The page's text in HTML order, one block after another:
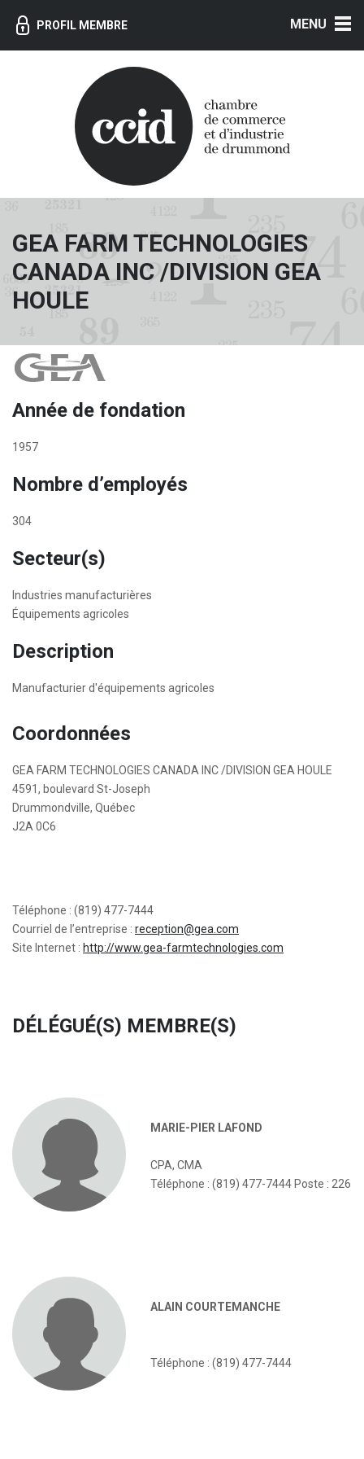
PROFIL MEMBRE
GEA FARM TECHNOLOGIES
CANADA INC /DIVISION GEA
HOULE
Année de fondation
1957
Nombre d’employés
304
Secteur(s)
Industries manufacturières
Équipements agricoles
Description
Manufacturier d'équipements agricoles
Coordonnées
GEA FARM TECHNOLOGIES CANADA INC /DIVISION GEA HOULE
4591, boulevard St-Joseph
Drummondville, Québec
J2A 0C6
Téléphone : (819) 477-7444
Courriel de l’entreprise : reception@gea.com
Site Internet : http://www.gea-farmtechnologies.com
DÉLÉGUÉ(S) MEMBRE(S)
MARIE-PIER LAFOND
CPA, CMA
Téléphone : (819) 477-7444 Poste : 226
ALAIN COURTEMANCHE
Téléphone : (819) 477-7444
MENU